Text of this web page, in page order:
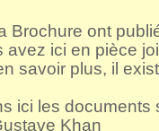
Brochure ont
avez ici en pièce
savoir plus, il
ici les documents
Khan